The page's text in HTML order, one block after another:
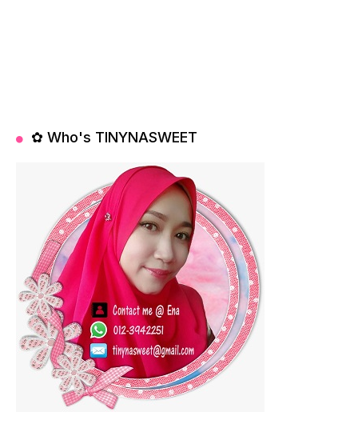
✿ Who's TINYNASWEET